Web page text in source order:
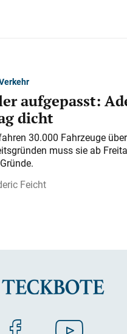
aufgepasst:
dicht
30.000 Fahrzeuge
muss sie ab
Feicht